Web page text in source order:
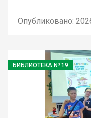
Опубликовано:
БИБЛИОТЕКА № 19